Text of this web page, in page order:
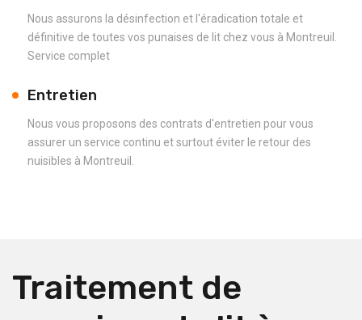
Nous assurons la désinfection et l'éradication totale et
définitive de toutes vos punaises de lit chez vous à Montreuil.
Service complet
Entretien
Nous vous proposons des contrats d'entretien pour vous
assurer un service continu et surtout éviter le retour des
nuisibles à Montreuil.
Traitement de